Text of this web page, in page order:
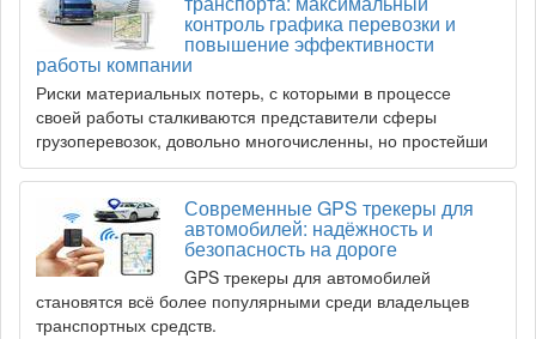
контроль графика перевозки и
повышение эффективности
работы компании
Риски материальных потерь, с которыми в процессе
своей работы сталкиваются представители сферы
грузоперевозок, довольно многочисленны, но простейши
Современные GPS трекеры для
автомобилей: надёжность и
безопасность на дороге
GPS трекеры для автомобилей
становятся всё более популярными среди владельцев
транспортных средств.